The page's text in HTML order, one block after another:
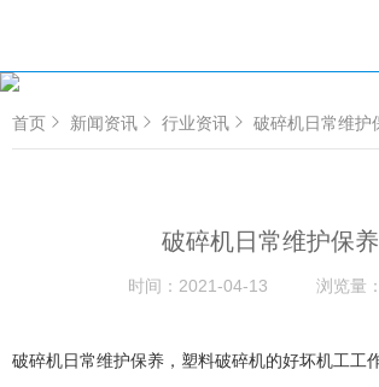
首页 新闻资讯 行业资讯 破碎机日常维护
破碎机日常维护保养
时间： 2021-04-13 浏览量：
破碎机日常维护保养，塑料破碎机的好坏机工工